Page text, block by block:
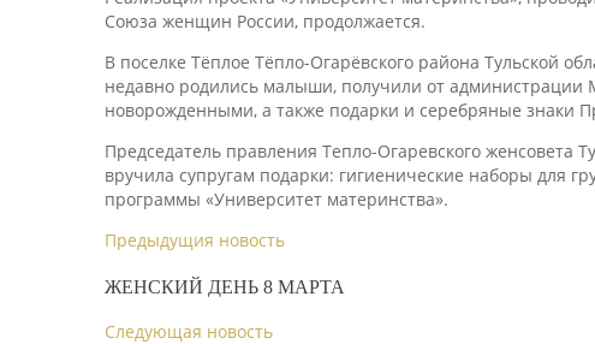
Союза женщин России, продолжается.
В поселке Тёплое Тёпло-Огарёвского района Тульской
недавно родились малыши, получили от администрации
новорожденными, а также подарки и серебряные знаки
Председатель правления Тепло-Огаревского женсовета
вручила супругам подарки: гигиенические наборы для
программы «Университет материнства».
Предыдущия новость
ЖЕНСКИЙ ДЕНЬ 8 МАРТА
Следующая новость